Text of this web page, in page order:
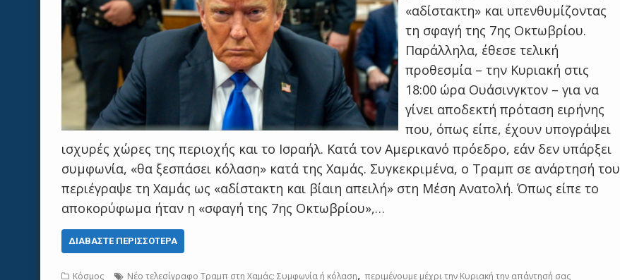
«αδίστακτη» και υπενθυμίζοντας
τη σφαγή της 7ης Οκτωβρίου.
Παράλληλα, έθεσε τελική
προθεσμία – την Κυριακή στις
18:00 ώρα Ουάσινγκτον – για να
γίνει αποδεκτή πρόταση ειρήνης
που, όπως είπε, έχουν υπογράψει
ισχυρές χώρες της περιοχής και το Ισραήλ. Κατά τον Αμερικανό πρόεδρο, εάν δεν υπάρξει
συμφωνία, «θα ξεσπάσει κόλαση» κατά της Χαμάς. Συγκεκριμένα, ο Τραμπ σε ανάρτησή του
περιέγραψε τη Χαμάς ως «αδίστακτη και βίαιη απειλή» στη Μέση Ανατολή. Όπως είπε το
αποκορύφωμα ήταν η «σφαγή της 7ης Οκτωβρίου»,…
ΔΙΑΒΆΣΤΕ ΠΕΡΙΣΣΌΤΕΡΑ
Κόσμος Νέο τελεσίγραφο Τραμπ στη Χαμάς: Συμφωνία ή κόλαση, περιμένουμε μέχρι την Κυριακή την απάντησή σας